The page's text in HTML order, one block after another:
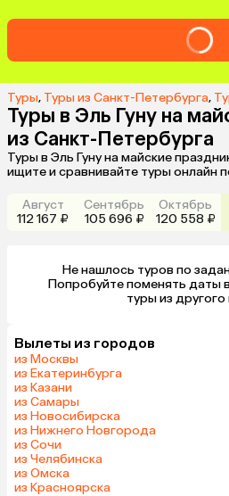
Туры, Туры из Санкт-Петербурга,
Туры в Эль Гуну на
из Санкт-Петербурга
Туры в Эль Гуну на майские
ищите и сравнивайте туры онлайн
Август
112 167 ₽
Сентябрь
105 696 ₽
Октябрь
120 558 ₽
Не нашлось туров по
туры из
Вылеты из городов
из Москвы
из Екатеринбурга
из Казани
из Самары
из Новосибирска
из Нижнего Новгорода
из Сочи
из Челябинска
из Омска
из Красноярска